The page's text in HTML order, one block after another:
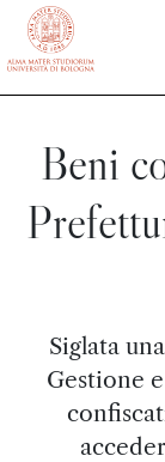
vai al contenuto
Beni
Siglata
Gestione